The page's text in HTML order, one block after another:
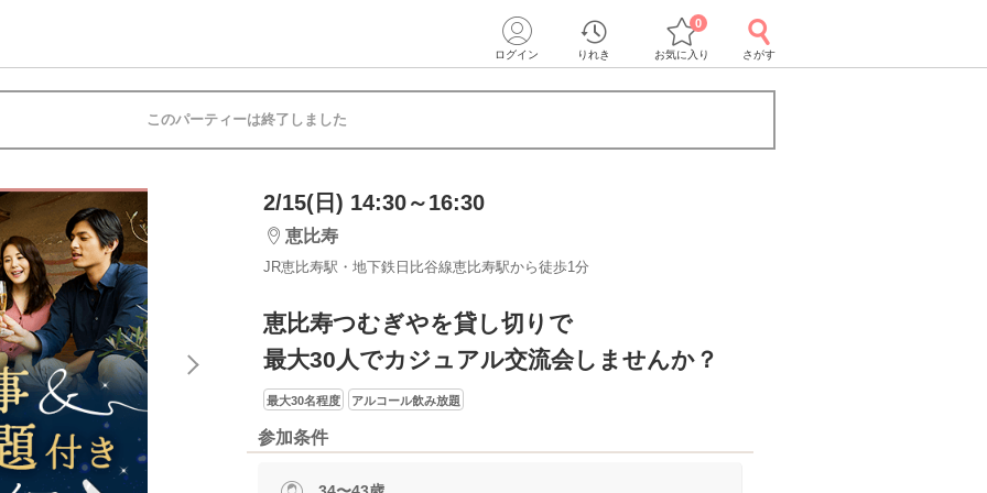
ログイン りれき お気に入り
0
さがす
このパーティーは終了しました
2/15(日) 14:30～16:30
恵比寿
JR恵比寿駅・地下鉄日比谷線恵比寿駅から徒歩1分
恵比寿つむぎやを貸し切りで
最大30人でカジュアル交流会しませんか？
最大30名程度 アルコール飲み放題
参加条件